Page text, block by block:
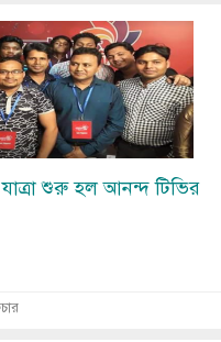
শুরু হল আনন্দ টিভির